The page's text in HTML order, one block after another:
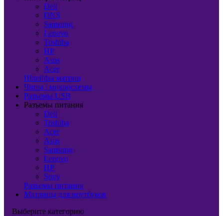
Dell
DNS
Samsung
Lenovo
Toshiba
HP
Asus
Acer
Шлейфы матриц
Чипы / микросхемы
Разъемы USB
Разъемы питания
Dell
Toshiba
Acer
Asus
Samsung
Lenovo
HP
Sony
Разъемы питания
Матрицы для ноутбуков
Выберите категорию